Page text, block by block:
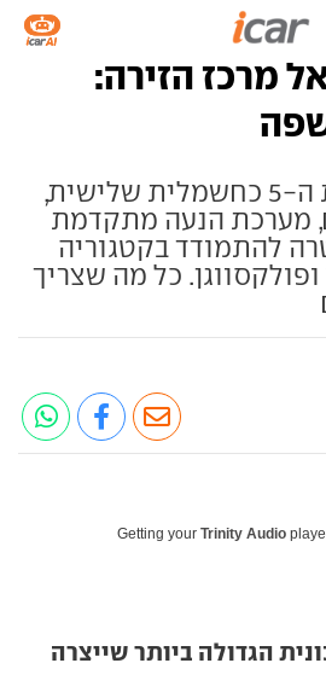
מרכז הזירה:
סמארט הציגה את ה-5 כחשמלית שלישית,
מערכת הנעה מתקדמת
להתמודד בקטגוריה
כל מה שצריך
Getting your Trinity Audio
הגדולה ביותר שייצרה